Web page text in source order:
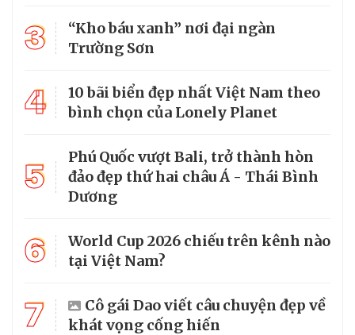
3
“Kho báu xanh” nơi đại ngàn
Trường Sơn
4
10 bãi biển đẹp nhất Việt Nam theo
bình chọn của Lonely Planet
5
Phú Quốc vượt Bali, trở thành hòn
đảo đẹp thứ hai châu Á - Thái Bình
Dương
6
World Cup 2026 chiếu trên kênh nào
tại Việt Nam?
7
Cô gái Dao viết câu chuyện đẹp về
khát vọng cống hiến